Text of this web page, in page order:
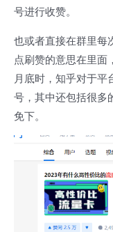
号进行收赞。
也或者直接在群里每
点刷赞的意思在里面
月底时，知乎对于平
号，其中还包括很多
免下。